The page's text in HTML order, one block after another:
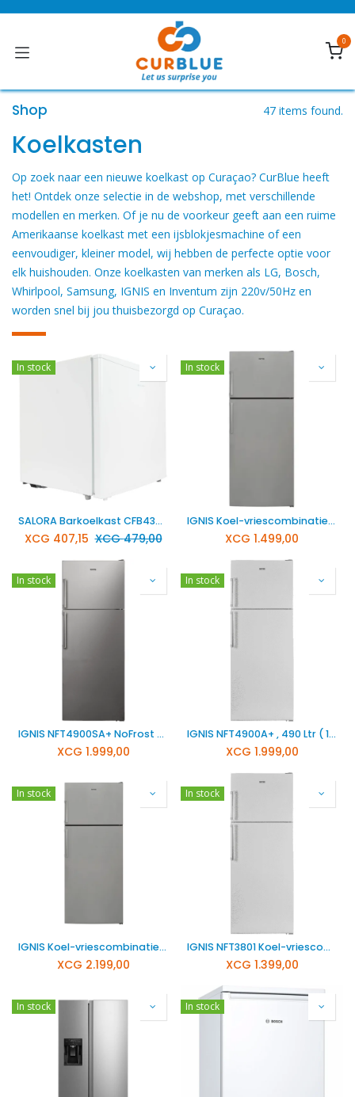
0
Shop 47 items found.
Koelkasten
Op zoek naar een nieuwe koelkast op Curaçao? CurBlue heeft
het! Ontdek onze selectie in de webshop, met verschillende
modellen en merken. Of je nu de voorkeur geeft aan een ruime
Amerikaanse koelkast met een ijsblokjesmachine of een
eenvoudiger, kleiner model, wij hebben de perfecte optie voor
elk huishouden. Onze koelkasten van merken als LG, Bosch,
Whirlpool, Samsung, IGNIS en Inventum zijn 220v/50Hz en
worden snel bij jou thuisbezorgd op Curaçao.
In stock
SALORA Barkoelkast CFB4300WH
XCG 407,15 XCG479,00
In stock
IGNIS Koel-vriescombinatie RVS NFT3801S
XCG 1.499,00
In stock
IGNIS NFT4900SA+ NoFrost Koelkast 490 Ltr
XCG 1.999,00
In stock
IGNIS NFT4900A+ , 490 Ltr ( 18 Cu ft) Nofrost Koelkast 220/50, wit
XCG 1.999,00
In stock
IGNIS Koel-vriescombinatie zilver NFT6600S
XCG 2.199,00
In stock
IGNIS NFT3801 Koel-vriescombinatie wit
XCG 1.399,00
In stock In stock